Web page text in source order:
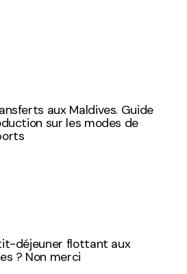
aux Maldives. Guide
sur les modes de
déjeuner flottant aux
? Non merci